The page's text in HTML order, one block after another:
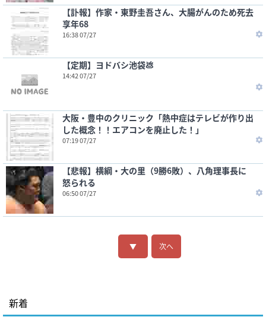
【訃報】作家・東野圭吾さん、大腸がんのため死去
享年68
16:38 07/27
【定期】ヨドバシ池袋💩
14:42 07/27
大阪・豊中のクリニック「熱中症はテレビが作り出
した概念！！エアコンを廃止した！」
07:19 07/27
【悲報】横綱・大の里（9勝6敗）、八角理事長に
怒られる
06:50 07/27
▼ 次へ
新着